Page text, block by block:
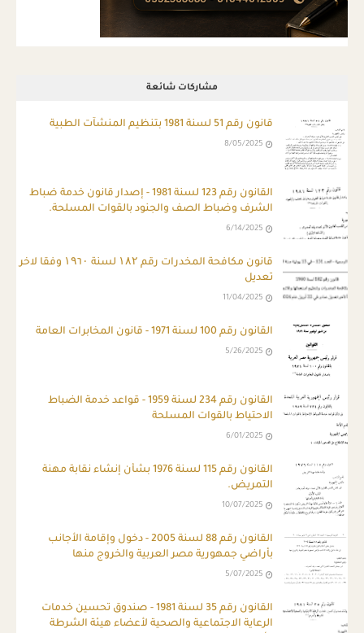
مشاركات شائعة
قانون رقم 51 لسنة 1981 بتنظيم المنشآت الطبية
8/05/2025
ِالقانون رقم 123 لسنة 1981 - إصدار قانون خدمة ضباط
الشرف وضباط الصف والجنود بالقوات المسلحة.
6/14/2025
قانون مكافحة المخدرات رقم ۱۸۲ لسنة ۱۹٦۰ وفقا لاخر
تعديل
11/04/2025
القانون رقم 100 لسنة 1971 - قانون المخابرات العامة
5/26/2025
القانون رقم 234 لسنة 1959 - قواعد خدمة الضباط
الاحتياط بالقوات المسلحة
6/01/2025
القانون رقم 115 لسنة 1976 بشأن إنشاء نقابة مهنة
التمريض.
10/07/2025
القانون رقم 88 لسنة 2005 - دخول وإقامة الأجانب
بأراضي جمهورية مصر العربية والخروج منها
5/07/2025
القانون رقم 35 لسنة 1981 - صندوق تحسين خدمات
الرعاية الاجتماعية والصحية لأعضاء هيئة الشرطة